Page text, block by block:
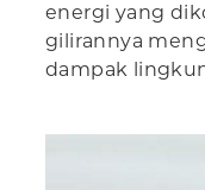
energi yang
gilirannya
dampak